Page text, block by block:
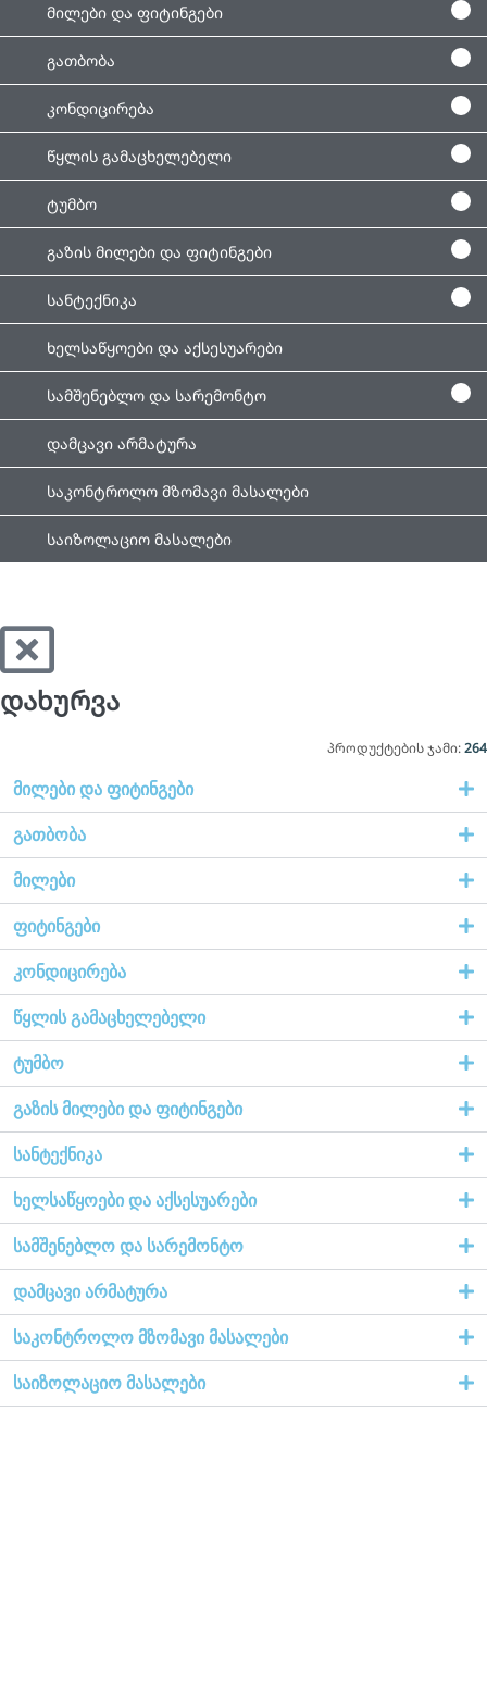
მილები და ფიტინგები
გათბობა
კონდიცირება
წყლის გამაცხელებელი
ტუმბო
გაზის მილები და ფიტინგები
სანტექნიკა
ხელსაწყოები და აქსესუარები
სამშენებლო და სარემონტო
დამცავი არმატურა
საკონტროლო მზომავი მასალები
საიზოლაციო მასალები
დახურვა
პროდუქტების ჯამი:264
მილები და ფიტინგები
გათბობა
მილები
ფიტინგები
კონდიცირება
წყლის გამაცხელებელი
ტუმბო
გაზის მილები და ფიტინგები
სანტექნიკა
ხელსაწყოები და აქსესუარები
სამშენებლო და სარემონტო
დამცავი არმატურა
საკონტროლო მზომავი მასალები
საიზოლაციო მასალები